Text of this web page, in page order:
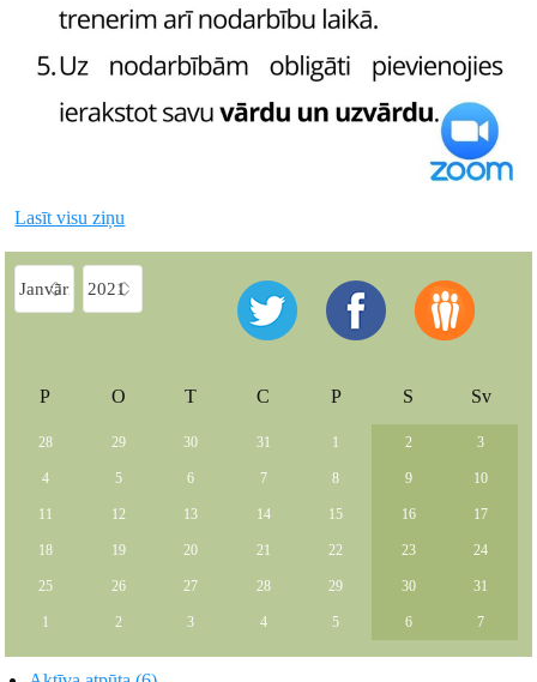
Lasīt visu ziņu
P O T C P S Sv
28 29 30 31 1 2 3
4 5 6 7 8 9 10
11 12 13 14 15 16 17
18 19 20 21 22 23 24
25 26 27 28 29 30 31
1 2 3 4 5 6 7